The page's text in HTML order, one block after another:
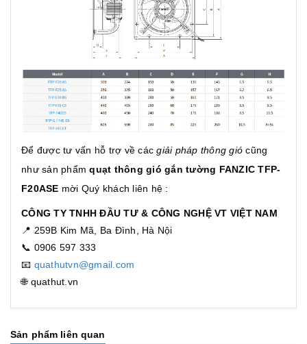
Để được tư vấn hỗ trợ về cácgiải pháp thông giócũng
như sản phẩmquạt thông gió gắn tường FANZIC TFP-
F20ASE mời Quý khách liên hệ :
CÔNG TY TNHH ĐẦU TƯ & CÔNG NGHỆ VT VIỆT NAM
📍 259B Kim Mã, Ba Đình, Hà Nội
📞 0906 597 333
📧 quathutvn@gmail.com
🌐 quathut.vn
Sản phẩm liên quan